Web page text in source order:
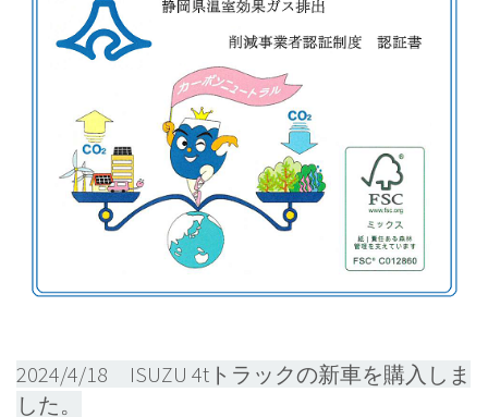
2024/4/18 ISUZU 4tトラックの新車を購入しま
した。